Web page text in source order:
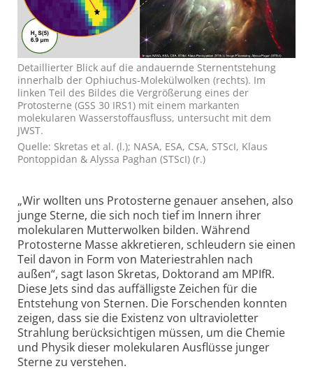
Detaillierter Blick auf die andauernde Sternentstehung
innerhalb der Ophiuchus-Molekülwolken (rechts). Im
linken Teil des Bildes die Vergrößerung eines der
Protosterne (GSS 30 IRS1) mit einem markanten
molekularen Wasserstoffausfluss, untersucht mit dem
JWST.
Quelle: Skretas et al. (l.); NASA, ESA, CSA, STScI, Klaus
Pontoppidan & Alyssa Paghan (STScI) (r.)
„Wir wollten uns Protosterne genauer ansehen, also
junge Sterne, die sich noch tief im Innern ihrer
molekularen Mutterwolken bilden. Während
Protosterne Masse akkretieren, schleudern sie einen
Teil davon in Form von Materiestrahlen nach
außen“, sagt Iason Skretas, Doktorand am MPIfR.
Diese Jets sind das auffälligste Zeichen für die
Entstehung von Sternen. Die Forschenden konnten
zeigen, dass sie die Existenz von ultravioletter
Strahlung berücksichtigen müssen, um die Chemie
und Physik dieser molekularen Ausflüsse junger
Sterne zu verstehen.